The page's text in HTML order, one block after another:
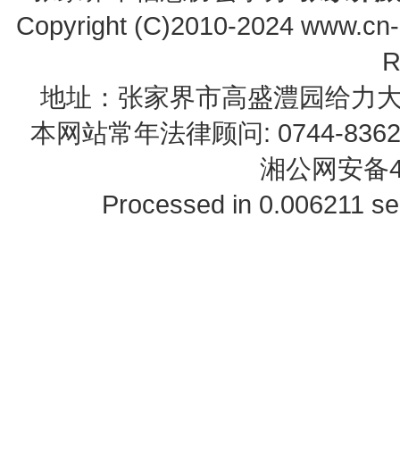
Copyright (C)2010-2024
地址：张家界市高盛澧园给力
本网站常年法律顾问: 0744-
湘公网安备
Processed in 0.006211